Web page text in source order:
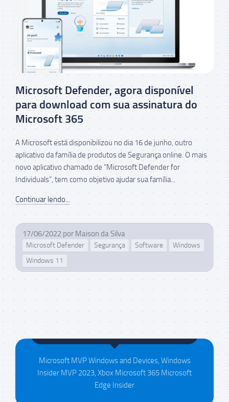
Microsoft Defender, agora disponível
para download com sua assinatura do
Microsoft 365
A Microsoft está disponibilizou no dia 16 de junho, outro
aplicativo da família de produtos de Segurança online. O mais
novo aplicativo chamado de “Microsoft Defender for
Individuals”, tem como objetivo ajudar sua família...
Continuar lendo...
17/06/2022 por Maison da Silva
Microsoft Defender Segurança Software
Windows
Windows 11
Maison da Silva
Microsoft MVP Windows and Devices, Windows
Insider MVP 2023, Xbox Microsoft 365 Microsoft
Edge Insider